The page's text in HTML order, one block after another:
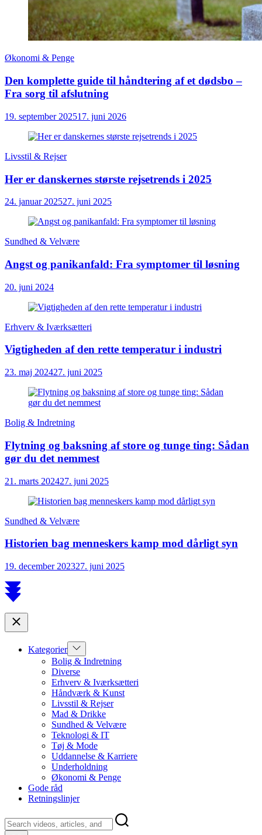
Økonomi & Penge
Den komplette guide til håndtering af et dødsbo –
Fra sorg til afslutning
19. september 202517. juni 2026
Livsstil & Rejser
Her er danskernes største rejsetrends i 2025
24. januar 202527. juni 2025
Sundhed & Velvære
Angst og panikanfald: Fra symptomer til løsning
20. juni 2024
Erhverv & Iværksætteri
Vigtigheden af den rette temperatur i industri
23. maj 202427. juni 2025
Bolig & Indretning
Flytning og baksning af store og tunge ting: Sådan
gør du det nemmest
21. marts 202427. juni 2025
Sundhed & Velvære
Historien bag menneskers kamp mod dårligt syn
19. december 202327. juni 2025
Scroll
to
Close
Kategorier Show
sub
menu
Bolig & Indretning
Diverse
Erhverv & Iværksætteri
Håndværk & Kunst
Livsstil & Rejser
Mad & Drikke
Sundhed & Velvære
Teknologi & IT
Tøj & Mode
Uddannelse & Karriere
Underholdning
Økonomi & Penge
Gode råd
Retningslinjer